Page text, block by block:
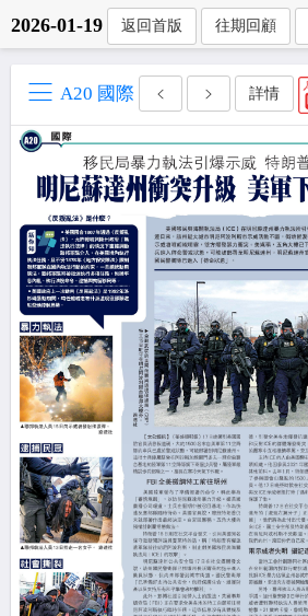
2026-01-19 返回首版 往期回顧
A20 國際 詳情